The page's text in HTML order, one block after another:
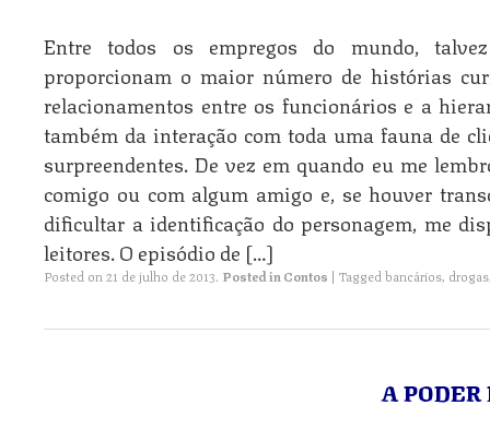
Entre todos os empregos do mundo,
proporcionam o maior número de histórias
relacionamentos entre os funcionários e a
também da interação com toda uma fauna de
surpreendentes. De vez em quando eu me
comigo ou com algum amigo e, se houver
dificultar a identificação do personagem, me
leitores. O episódio de […]
Posted on 21 de julho de 2013. Posted in Contos | Tagged bancários, drogas
A